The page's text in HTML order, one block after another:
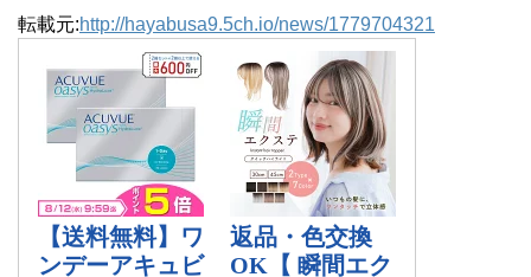
転載元:http://hayabusa9.5ch.io/news/1779704321